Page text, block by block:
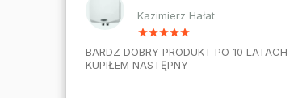
Kazimierz Hałat
BARDZ DOBRY PRODUKT PO 10 LATACH
KUPIŁEM NASTĘPNY